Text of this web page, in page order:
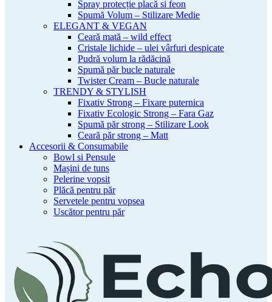
Spray protecție placă si feon
Spumă Volum – Stilizare Medie
ELEGANT & VEGAN
Ceară mată – wild effect
Cristale lichide – ulei vârfuri despicate
Pudră volum la rădăcină
Spumă păr bucle naturale
Twister Cream – Bucle naturale
TRENDY & STYLISH
Fixativ Strong – Fixare puternica
Fixativ Ecologic Strong – Fara Gaz
Spumă păr strong – Stilizare Look
Ceară păr strong – Matt
Accesorii & Consumabile
Bowl si Pensule
Mașini de tuns
Pelerine vopsit
Plăcă pentru păr
Servetele pentru vopsea
Uscător pentru păr